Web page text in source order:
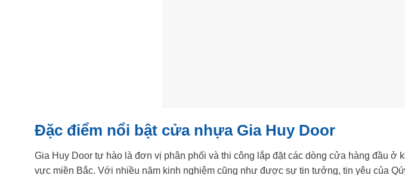
Đặc điểm nổi bật cửa nhựa Gia Huy Door
Gia Huy Door tự hào là đơn vị phân phối và thi công lắp đặt các dòng cửa hàng đầu
vực miền Bắc. Với nhiều năm kinh nghiệm cũng như được sự tin tưởng, tin yêu của